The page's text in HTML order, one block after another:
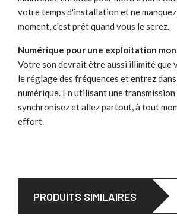
votre temps d'installation et ne manquez
moment, c'est prêt quand vous le serez.
Numérique pour une exploitation
Votre son devrait être aussi illimité que
le réglage des fréquences et entrez
numérique. En utilisant une transmission
synchronisez et allez partout, à tout
effort.
PRODUITS SIMILAIRES